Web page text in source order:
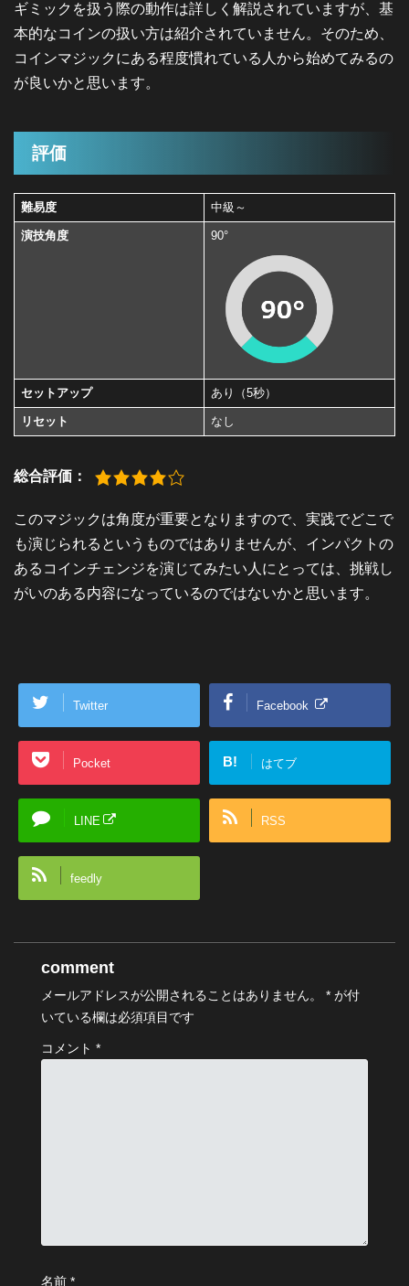
ギミックを扱う際の動作は詳しく解説されていますが、基
本的なコインの扱い方は紹介されていません。そのため、
コインマジックにある程度慣れている人から始めてみるの
が良いかと思います。
評価
難易度 中級～
演技角度 90°
セットアップ あり（5秒）
リセット なし
総合評価：
このマジックは角度が重要となりますので、実践でどこで
も演じられるというものではありませんが、インパクトの
あるコインチェンジを演じてみたい人にとっては、挑戦し
がいのある内容になっているのではないかと思います。
Twitter Facebook
Pocket B! はてブ
LINE RSS
feedly
comment
メールアドレスが公開されることはありません。 * が付
いている欄は必須項目です
コメント *
名前 *